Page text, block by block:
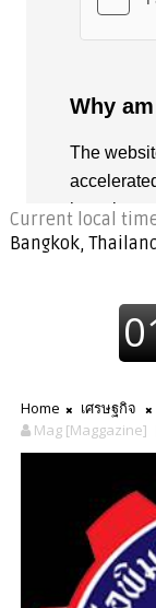
Current local
Bangkok,
Home
เศรษฐกิจ
Mag [Maggazine]